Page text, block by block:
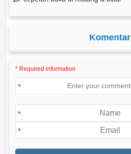
Komentar
* Required information